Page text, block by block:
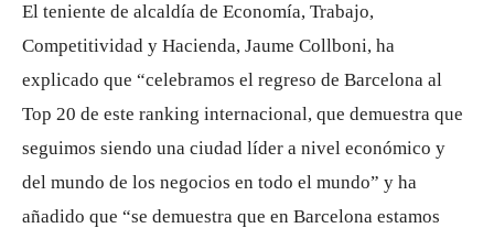
El teniente de alcaldía de Economía, Trabajo,
Competitividad y Hacienda, Jaume Collboni, ha
explicado que “celebramos el regreso de Barcelona al
Top 20 de este ranking internacional, que demuestra que
seguimos siendo una ciudad líder a nivel económico y
del mundo de los negocios en todo el mundo” y ha
añadido que “se demuestra que en Barcelona estamos